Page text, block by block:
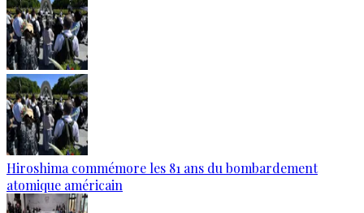
Hiroshima commémore les 81 ans du bombardement
atomique américain